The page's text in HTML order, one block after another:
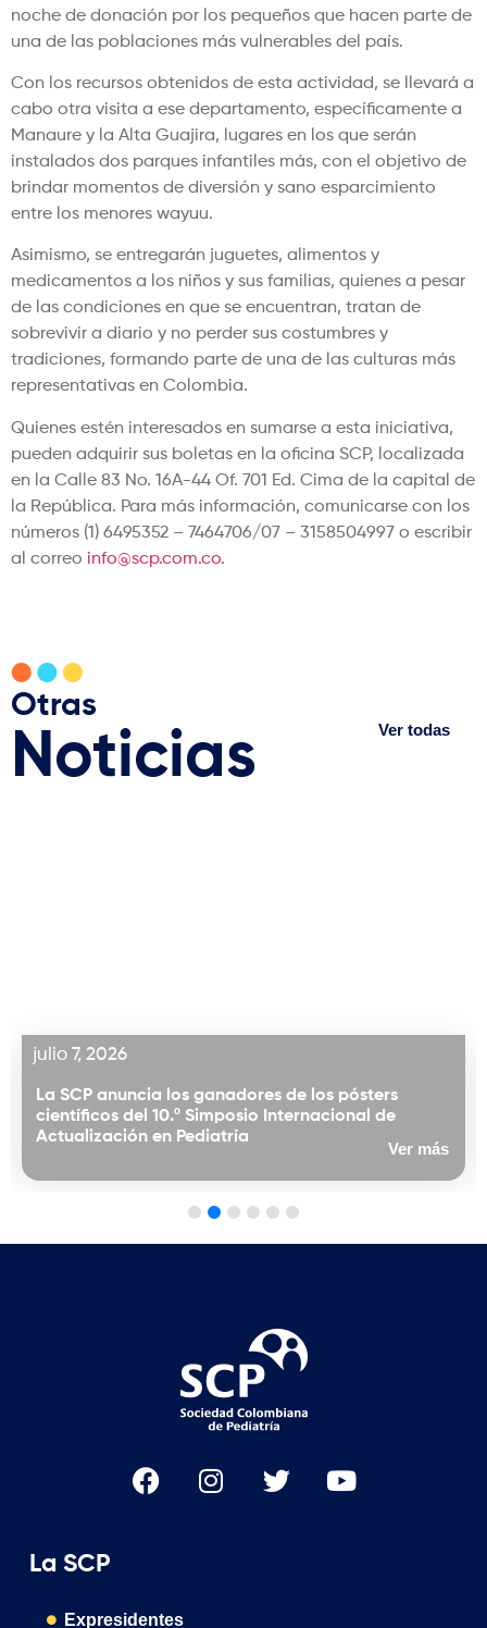
noche de donación por los pequeños que hacen parte de
una de las poblaciones más vulnerables del país.
Con los recursos obtenidos de esta actividad, se llevará a
cabo otra visita a ese departamento, específicamente a
Manaure y la Alta Guajira, lugares en los que serán
instalados dos parques infantiles más, con el objetivo de
brindar momentos de diversión y sano esparcimiento
entre los menores wayuu.
Asimismo, se entregarán juguetes, alimentos y
medicamentos a los niños y sus familias, quienes a pesar
de las condiciones en que se encuentran, tratan de
sobrevivir a diario y no perder sus costumbres y
tradiciones, formando parte de una de las culturas más
representativas en Colombia.
Quienes estén interesados en sumarse a esta iniciativa,
pueden adquirir sus boletas en la oficina SCP, localizada
en la Calle 83 No. 16A-44 Of. 701 Ed. Cima de la capital de
la República. Para más información, comunicarse con los
números (1) 6495352 – 7464706/07 – 3158504997 o escribir
al correo info@scp.com.co.
Otras
Noticias Ver todas
julio 7, 2026
La SCP anuncia los ganadores de los pósters
científicos del 10.º Simposio Internacional de
Actualización en Pediatría
Ver más
La SCP
Expresidentes